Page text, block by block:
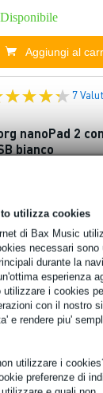
utilizza cookies
di Bax Music
necessari sono
durante la
esperienza
utilizzare i cookies
con il nostro
e rendere piu'
utilizzare i
preferenze di
Disponibile
Aggiungi al
7
nanoPad 2
bianco
Disponibile
Aggiungi al
8
Monotron
consigliato 89,00 €